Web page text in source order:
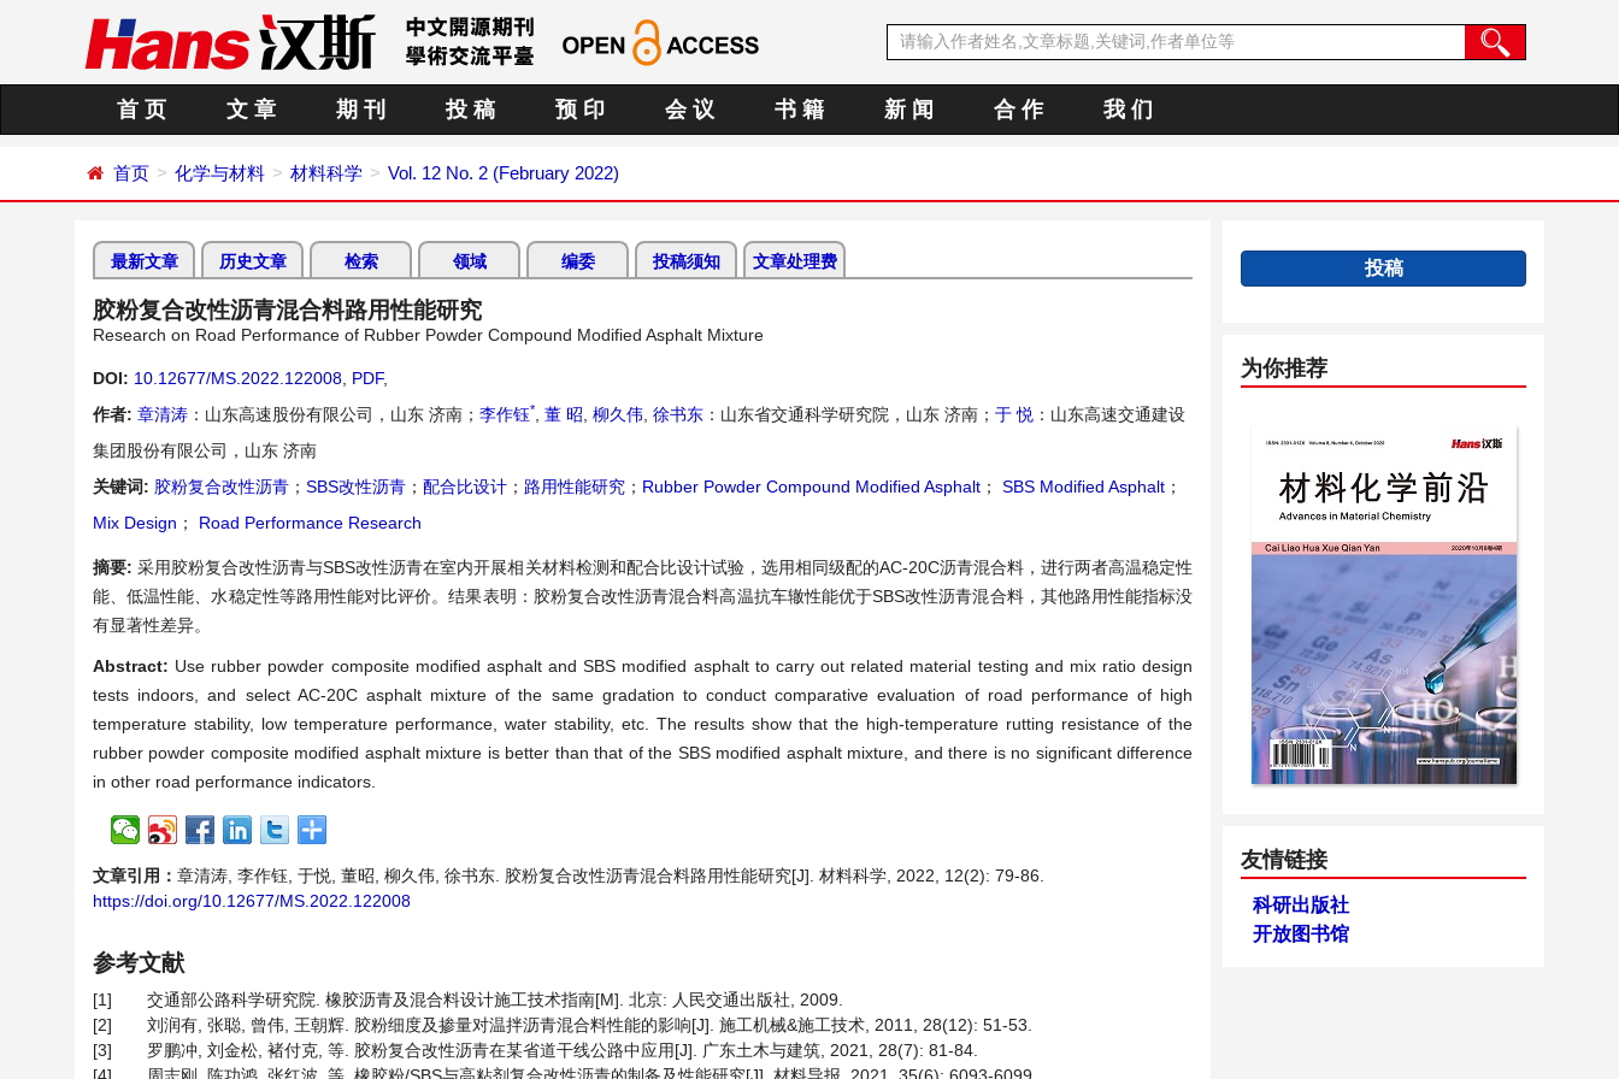
首 页 文 章 期 刊 投 稿 预 印 会 议 书 籍 新 闻 合 作 我 们
首页 化学与材料 材料科学 Vol. 12 No. 2 (February 2022)
最新文章 历史文章 检索 领域 编委 投稿须知 文章处理费
胶粉复合改性沥青混合料路用性能研究
Research on Road Performance of Rubber Powder Compound Modified Asphalt Mixture
DOI: 10.12677/MS.2022.122008 PDF,
作者: 章清涛 ：山东高速股份有限公司，山东 济南； 李作钰* 董 昭 柳久伟 徐书东 ：山东省交通科学研究院，山东 济南； 于 悦 ：山东高速交通建设
集团股份有限公司，山东 济南
关键词: 胶粉复合改性沥青 ； SBS改性沥青 ； 配合比设计 ； 路用性能研究 ； Rubber Powder Compound Modified Asphalt ； SBS Modified Asphalt ；
Mix Design ； Road Performance Research
摘要:采用胶粉复合改性沥青与SBS改性沥青在室内开展相关材料检测和配合比设计试验，选用相同级配的AC-20C沥青混合料，进行两者高温稳定性
能、低温性能、水稳定性等路用性能对比评价。结果表明：胶粉复合改性沥青混合料高温抗车辙性能优于SBS改性沥青混合料，其他路用性能指标没
有显著性差异。
Abstract: Use rubber powder composite modified asphalt and SBS modified asphalt to carry out related material testing and mix ratio design
tests indoors, and select AC-20C asphalt mixture of the same gradation to conduct comparative evaluation of road performance of high
temperature stability, low temperature performance, water stability, etc. The results show that the high-temperature rutting resistance of the
rubber powder composite modified asphalt mixture is better than that of the SBS modified asphalt mixture, and there is no significant difference
in other road performance indicators.
文章引用： 章清涛, 李作钰, 于悦, 董昭, 柳久伟, 徐书东. 胶粉复合改性沥青混合料路用性能研究[J]. 材料科学, 2022, 12(2): 79-86.
https://doi.org/10.12677/MS.2022.122008
参考文献
[1]
交通部公路科学研究院. 橡胶沥青及混合料设计施工技术指南[M]. 北京: 人民交通出版社, 2009.
[2]
刘润有, 张聪, 曾伟, 王朝辉. 胶粉细度及掺量对温拌沥青混合料性能的影响[J]. 施工机械&施工技术, 2011, 28(12): 51-53.
[3]
罗鹏冲, 刘金松, 褚付克, 等. 胶粉复合改性沥青在某省道干线公路中应用[J]. 广东土木与建筑, 2021, 28(7): 81-84.
投稿
为你推荐
友情链接
科研出版社
开放图书馆